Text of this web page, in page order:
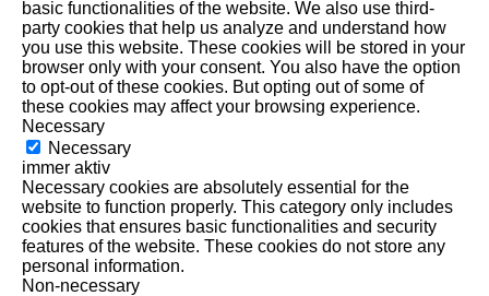
basic functionalities of the website. We also use third-
party cookies that help us analyze and understand how
you use this website. These cookies will be stored in your
browser only with your consent. You also have the option
to opt-out of these cookies. But opting out of some of
these cookies may affect your browsing experience.
Necessary
Necessary
immer aktiv
Necessary cookies are absolutely essential for the
website to function properly. This category only includes
cookies that ensures basic functionalities and security
features of the website. These cookies do not store any
personal information.
Non-necessary